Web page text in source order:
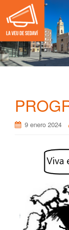
9 enero 2024